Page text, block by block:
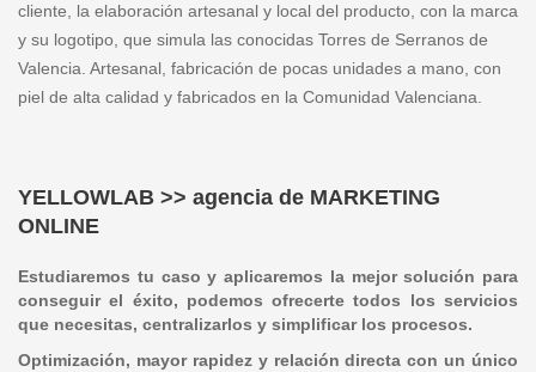
cliente, la elaboración artesanal y local del producto, con la marca
y su logotipo, que simula las conocidas Torres de Serranos de
Valencia. Artesanal, fabricación de pocas unidades a mano, con
piel de alta calidad y fabricados en la Comunidad Valenciana.
YELLOWLAB >> agencia de MARKETING
ONLINE
Estudiaremos tu caso y aplicaremos la mejor solución para
conseguir el éxito, podemos ofrecerte todos los servicios
que necesitas, centralizarlos y simplificar los procesos.
Optimización, mayor rapidez y relación directa con un único